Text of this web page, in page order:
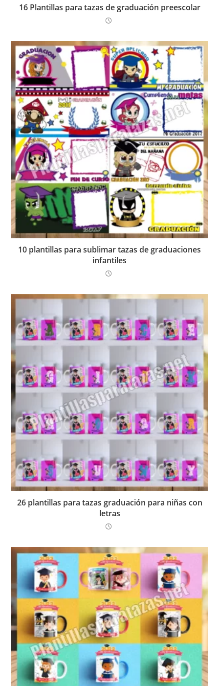
16 Plantillas para tazas de graduación preescolar
10 plantillas para sublimar tazas de graduaciones
infantiles
26 plantillas para tazas graduación para niñas con
letras